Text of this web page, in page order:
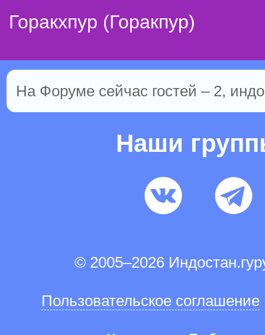
Горакхпур (Горакпур)
На Форуме сейчас гостей – 2,
Наши
© 2005–2026
Пользовательское соглашение